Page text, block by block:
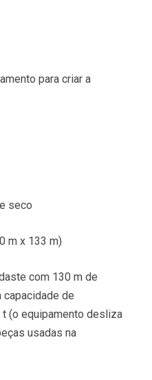
para criar a
seco
m x 133 m)
com 130 m de
capacidade de
(o equipamento desliza
usadas na